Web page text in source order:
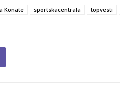
Konate sportskacentrala topvesti